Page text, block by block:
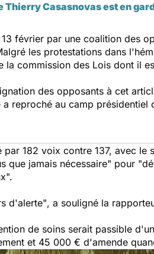
Casasnovas est en
février par une coalition des
les protestations dans
la commission des Lois dont il
des opposants à cet
a reproché au camp présidentiel
182 voix contre 137, avec le
que jamais nécessaire" pour
d'alerte", a souligné la
de soins serait passible
et 45 000 € d'amende